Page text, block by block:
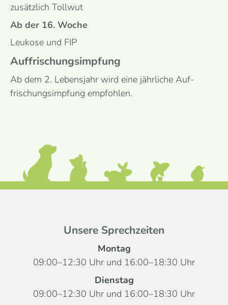
zusätzlich Tollwut
Ab der 16. Woche
Leukose und FIP
Auffrischungs­impfung
Ab dem 2. Lebens­jahr wird eine jähr­liche Auf­
frischungs­impfung empfohlen.
Unsere Sprechzeiten
Montag
09:00–12:30 Uhr und 16:00–18:30 Uhr
Dienstag
09:00–12:30 Uhr und 16:00–18:30 Uhr